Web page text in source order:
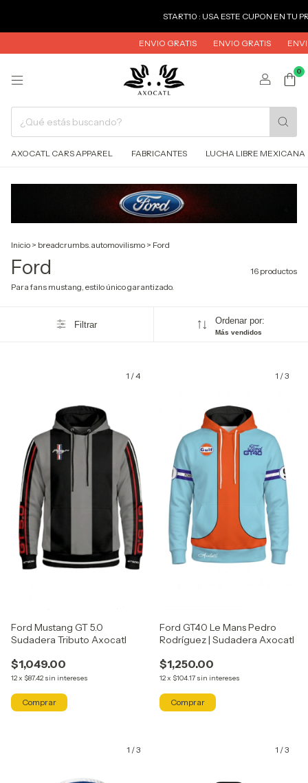
START10 : USA ESTE CUPON EN TU PRIMERA
ENVIO GRATIS ENVIO GRATIS ENVIO GRATIS
0
AXOCATL CARS APPAREL FABRICANTES LUCHA LIBRE MEXICANA
Inicio > breadcrumbs.automovilismo > Ford
Ford
16 productos
Para fans mustang, estilo único garantizado.
Filtrar Ordenar por:
Más vendidos
1 /4
Ford Mustang GT 5.0
Sudadera Tributo Axocatl
$1,049.00
12x $87.42 sin intereses
Comprar
1 /3
Ford GT40 Le Mans Pedro
Rodríguez | Sudadera Axocatl
$1,250.00
12x $104.17 sin intereses
Comprar
1 /3 1 /3